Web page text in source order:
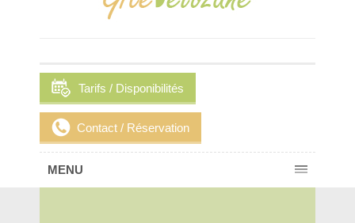
Tarifs / Disponibilités
Contact / Réservation
MENU